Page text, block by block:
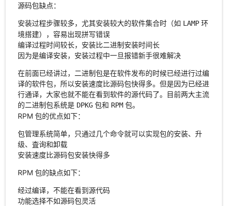
源码包缺点：
安装过程步骤较多，尤其安装较大的软件集合时（如 LAMP环
境搭建），容易出现拼写错误
编译过程时间较长，安装比二进制安装时间长
因为是编译安装，安装过程中一旦报错新手很难解决
在前面已经讲过，二进制包是在软件发布的时候已经进行过编
译的软件包，所以安装速度比源码包快得多。但是因为已经进
行通译，大家也就不能在看到软件的源代码了。目前两大主流
的二进制包系统是 DPKG包和 RPM包。
RPM 包的优点如下：
包管理系统简单，只通过几个命令就可以实现包的安装、升
级、査询和卸载
安装速度比源码包安装快得多
RPM 包的缺点如下：
经过编译，不能在看到源代码
功能选择不如源码包灵活